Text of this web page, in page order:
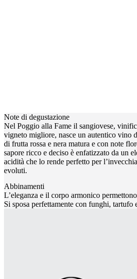
Note di degustazione
Nel Poggio alla Fame il sangiovese,
vigneto migliore, nasce un autentico vino
di frutta rossa e nera matura e con note
sapore ricco e deciso è enfatizzato da un
acidità che lo rende perfetto per
evoluti.
Abbinamenti
L’eleganza e il corpo armonico
Si sposa perfettamente con funghi, tartufo